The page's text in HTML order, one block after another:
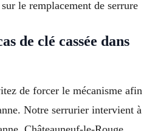
le remplacement de serrure
de clé cassée dans
de forcer le mécanisme afin
Notre serrurier intervient à